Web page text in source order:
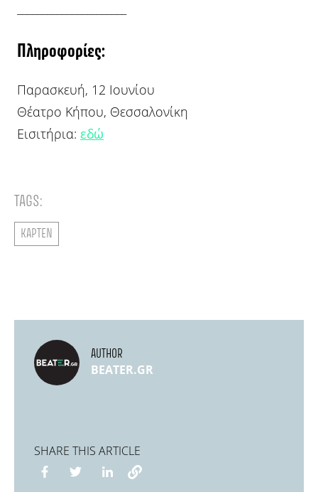
TAGS:
KAPTEN
Πληροφορίες:
Παρασκευή, 12 Ιουνίου
Θέατρο Κήπου, Θεσσαλονίκη
Εισιτήρια: εδώ
AUTHOR
BEATER.GR
SHARE THIS ARTICLE